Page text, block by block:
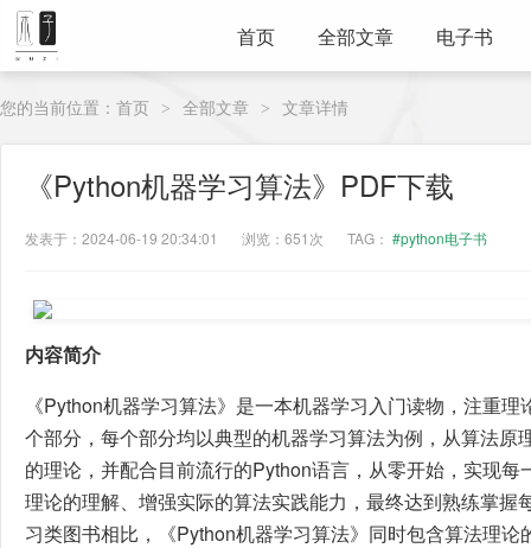
首页 全部文章 电子书
您的当前位置： 首页 > 全部文章 > 文章详情
《Python机器学习算法》PDF下载
发表于：2024-06-19 20:34:01 浏览：651次 TAG： #python电子书
内容简介
《Python机器学习算法》是一本机器学习入门读物，注重
个部分，每个部分均以典型的机器学习算法为例，从算法原
的理论，并配合目前流行的Python语言，从零开始，实现
理论的理解、增强实际的算法实践能力，最终达到熟练掌握
习类图书相比，《Python机器学习算法》同时包含算法理